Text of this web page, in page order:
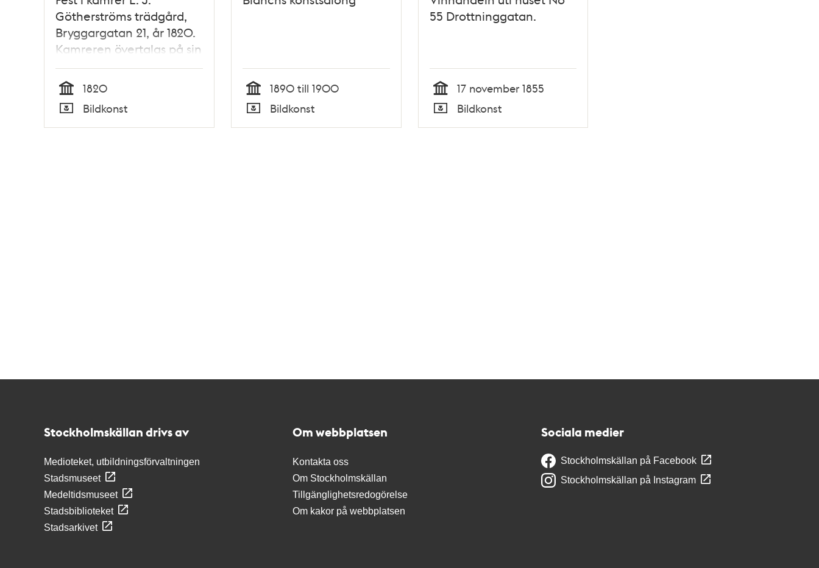
Götherströms trädgård,
Bryggargatan 21, år 1820.
Kamreren övertalas på sin
födelsedag, att avlägga
sorgdräkten efter sin
fader
Tid
1820
Typ
Bildkonst Tid
1890 till 1900
Typ
Bildkonst
55 Drottninggatan.
Tid
17 november 1855
Typ
Bildkonst
Stockholmskällan drivs av
Medioteket, utbildningsförvaltningen
Stadsmuseet
Medeltidsmuseet
Stadsbiblioteket
Stadsarkivet
Om webbplatsen
Kontakta oss
Om Stockholmskällan
Tillgänglighetsredogörelse
Om kakor på webbplatsen
Sociala medier
Stockholmskällan på Facebook
Stockholmskällan på Instagram